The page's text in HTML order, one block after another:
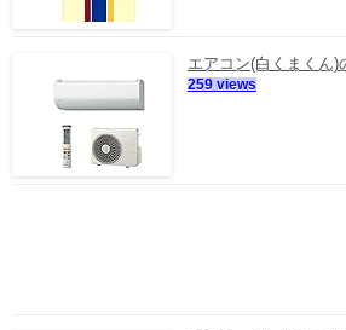
エアコン(白くまくん)
259 views